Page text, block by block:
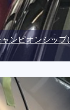
ンピオンシップ